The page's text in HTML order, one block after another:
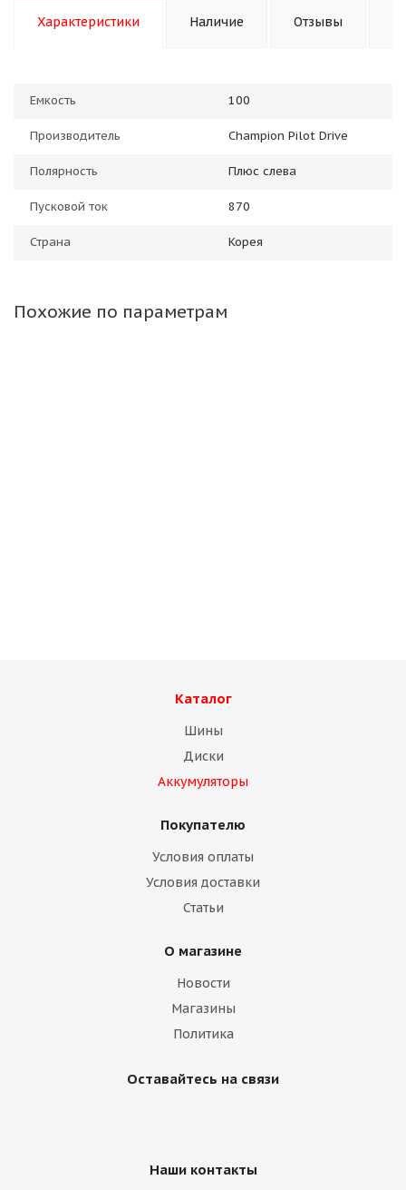
Характеристики Наличие Отзывы
Емкость 100
Производитель Champion Pilot Drive
Полярность Плюс слева
Пусковой ток 870
Страна Корея
Похожие по параметрам
Каталог
Шины
Диски
Аккумуляторы
Покупателю
Условия оплаты
Условия доставки
Статьи
О магазине
Новости
Магазины
Политика
Оставайтесь на связи
Наши контакты